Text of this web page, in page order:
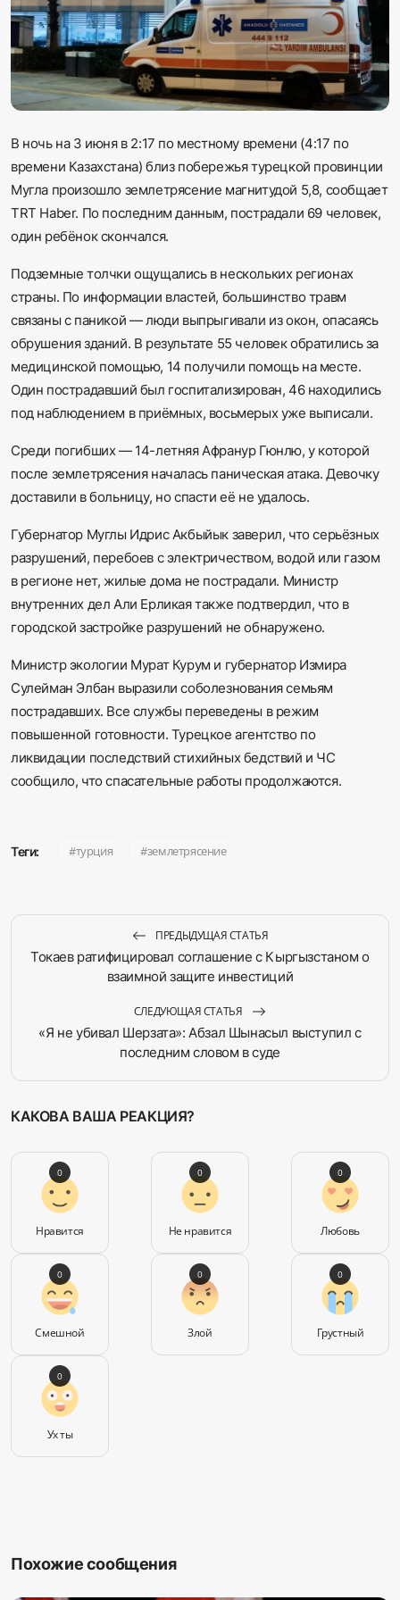
Sadaq TV
Общество
Спорт
Мир
Русский
В ночь на 3 июня в 2:17 по местному времени (4:17 по
времени Казахстана) близ побережья турецкой провинции
Мугла произошло землетрясение магнитудой 5,8, сообщает
TRT Haber. По последним данным, пострадали 69 человек,
один ребёнок скончался.
Подземные толчки ощущались в нескольких регионах
страны. По информации властей, большинство травм
связаны с паникой — люди выпрыгивали из окон, опасаясь
обрушения зданий. В результате 55 человек обратились за
медицинской помощью, 14 получили помощь на месте.
Один пострадавший был госпитализирован, 46 находились
под наблюдением в приёмных, восьмерых уже выписали.
Среди погибших — 14-летняя Афранур Гюнлю, у которой
после землетрясения началась паническая атака. Девочку
доставили в больницу, но спасти её не удалось.
Губернатор Муглы Идрис Акбыйык заверил, что серьёзных
разрушений, перебоев с электричеством, водой или газом
в регионе нет, жилые дома не пострадали. Министр
внутренних дел Али Ерликая также подтвердил, что в
городской застройке разрушений не обнаружено.
Министр экологии Мурат Курум и губернатор Измира
Сулейман Элбан выразили соболезнования семьям
пострадавших. Все службы переведены в режим
повышенной готовности. Турецкое агентство по
ликвидации последствий стихийных бедствий и ЧС
сообщило, что спасательные работы продолжаются.
Теги: турция землетрясение
ПРЕДЫДУЩАЯ СТАТЬЯ
Токаев ратифицировал соглашение с Кыргызстаном о
взаимной защите инвестиций
СЛЕДУЮЩАЯ СТАТЬЯ
«Я не убивал Шерзата»: Абзал Шынасыл выступил с
последним словом в суде
КАКОВА ВАША РЕАКЦИЯ?
Нравится
0
Не нравится
0
Любовь
0
Смешной
0
Злой
0
Грустный
0
Ух ты
0
Похожие сообщения